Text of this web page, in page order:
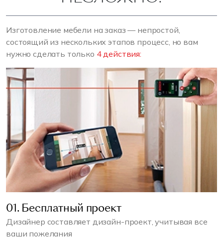
Изготовление мебели на заказ — непростой,
состоящий из нескольких этапов процесс, но вам
нужно сделать только 4 действия:
01. Бесплатный проект
Дизайнер составляет дизайн-проект, учитывая все
ваши пожелания